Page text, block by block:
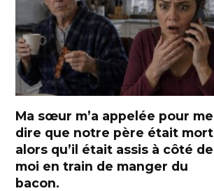
Ma sœur m’a appelée pour me
dire que notre père était mort
alors qu’il était assis à côté de
moi en train de manger du
bacon.